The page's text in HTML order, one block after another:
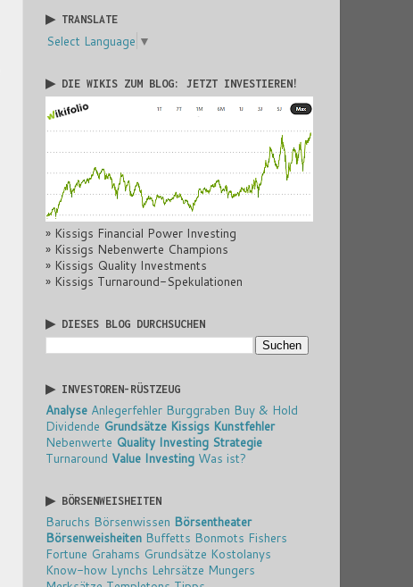
▶ TRANSLATE
Select Language ▼
▶ DIE WIKIS ZUM BLOG: JETZT INVESTIEREN!
» Kissigs Financial Power Investing
» Kissigs Nebenwerte Champions
» Kissigs Quality Investments
» Kissigs Turnaround-Spekulationen
▶ DIESES BLOG DURCHSUCHEN
▶ INVESTOREN-RÜSTZEUG
Analyse Anlegerfehler Burggraben Buy & Hold
Dividende Grundsätze Kissigs Kunstfehler
Nebenwerte Quality Investing Strategie
Turnaround Value Investing Was ist?
▶ BÖRSENWEISHEITEN
Baruchs Börsenwissen Börsentheater
Börsenweisheiten Buffetts Bonmots Fishers
Fortune Grahams Grundsätze Kostolanys
Know-how Lynchs Lehrsätze Mungers